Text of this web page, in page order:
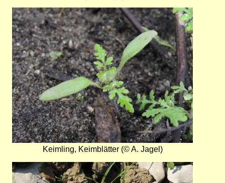
Bild
Keimling, Keimblätter (© A. Jagel)
Bild